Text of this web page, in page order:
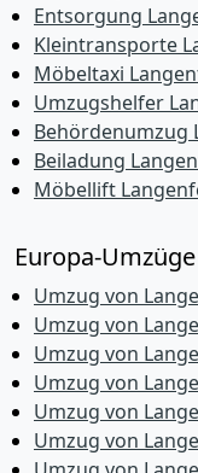
Entsorgung
Kleintransporte
Möbeltaxi
Umzugshelfer
Behördenumzug
Beiladung
Möbellift
Europa-Umzüge
Umzug von
Umzug von
Umzug von
Umzug von
Umzug von
Umzug von